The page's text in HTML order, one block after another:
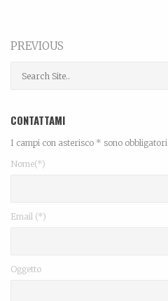
PREVIOUS
CONTATTAMI
I campi con asterisco * sono obbligatori
Nome(*)
Email (*)
Oggetto